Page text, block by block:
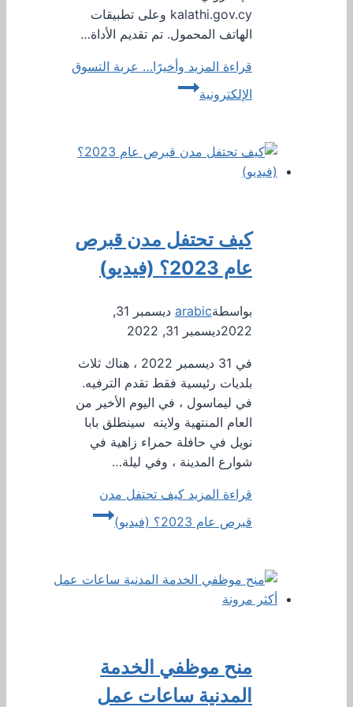
kalathi.gov.cy وعلى تطبيقات
الهاتف المحمول. تم تقديم الأداة…
قراءة المزيد وأخيرًا… عربة التسوق
الإلكترونية
كيف تحتفل مدن قبرص
عام 2023؟ (فيديو)
بواسطةarabic
ديسمبر 31,
2022ديسمبر 31, 2022
في 31 ديسمبر 2022 ، هناك ثلاث
بلديات رئيسية فقط تقدم الترفيه.
في ليماسول ، في اليوم الأخير من
العام المنتهية ولايته سينطلق بابا
نويل في حافلة حمراء زاهية في
شوارع المدينة ، وفي ليلة…
قراءة المزيد كيف تحتفل مدن
قبرص عام 2023؟ (فيديو)
منح موظفي الخدمة
المدنية ساعات عمل